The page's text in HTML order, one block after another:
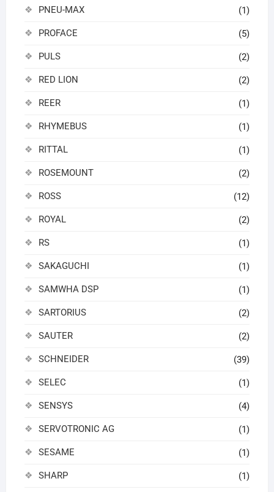
PNEU-MAX (1)
PROFACE (5)
PULS (2)
RED LION (2)
REER (1)
RHYMEBUS (1)
RITTAL (1)
ROSEMOUNT (2)
ROSS (12)
ROYAL (2)
RS (1)
SAKAGUCHI (1)
SAMWHA DSP (1)
SARTORIUS (2)
SAUTER (2)
SCHNEIDER (39)
SELEC (1)
SENSYS (4)
SERVOTRONIC AG (1)
SESAME (1)
SHARP (1)